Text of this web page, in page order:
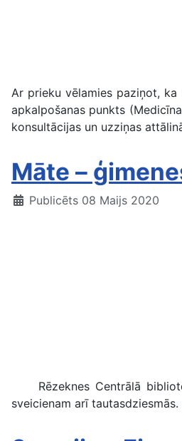
Ar prieku vēlamies paziņot, ka
apkalpošanas punkts
konsultācijas un uzziņas
Māte –
Publicēts 08 Maijs 2020
Rēzeknes Centrālā
sveicienam arī tautasdziesmās.